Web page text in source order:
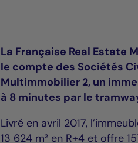
La Française Real Estate
le compte des Sociétés
Multimmobilier 2, un
à 8 minutes par le
Livré en avril 2017,
13 624 m² en R+4 et offre